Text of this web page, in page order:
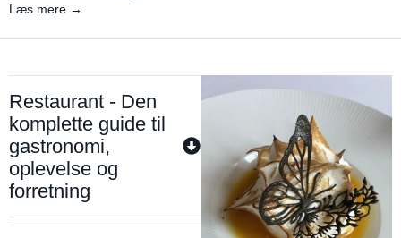
Læs mere →
Restaurant - Den
komplette guide til
gastronomi,
oplevelse og
forretning